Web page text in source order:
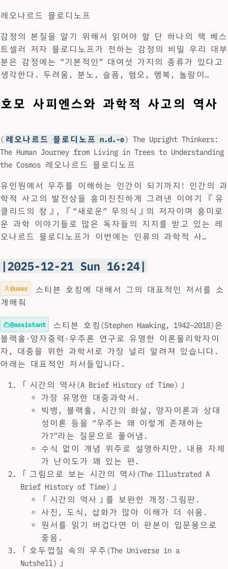
레오나르드 믈로디노프
감정의 본질을 알기 위해서 읽어야 할 단 하나의 책 베스
트셀러 저자 믈로디노프가 전하는 감정의 비밀 우리 대부
분은 감정에는 “기본적인” 대여섯 가지의 종류가 있다고
생각한다. 두려움, 분노, 슬픔, 혐오, 행복, 놀람이…
호모 사피엔스와 과학적 사고의 역사
( 레오나르드 믈로디노프 n.d.-e) The Upright Thinkers:
The Human Journey from Living in Trees to Understanding
the Cosmos 레오나르드 믈로디노프
유인원에서 우주를 이해하는 인간이 되기까지! 인간의 과
학적 사고의 발전상을 흥미진진하게 그려낸 이야기 『유
클리드의 창』, 『“새로운” 무의식』의 저자이며 흥미로
운 과학 이야기들로 많은 독자들의 지지를 받고 있는 레
오나르드 믈로디노프가 이번에는 인류의 과학적 사…
|2025-12-21 Sun 16:24|
@user
스티븐 호킹에 대해서 그의 대표적인 저서를 소
개해줘
@assistant
스티븐 호킹(Stephen Hawking, 1942–2018)은
블랙홀·양자중력·우주론 연구로 유명한 이론물리학자이
자, 대중을 위한 과학서로 가장 널리 알려져 있습니다.
아래는 대표적인 저서들입니다.
「시간의 역사(A Brief History of Time)」
가장 유명한 대중과학서.
빅뱅, 블랙홀, 시간의 화살, 양자이론과 상대
성이론 등을 “우주는 왜 이렇게 존재하는
가?”라는 질문으로 풀어냄.
수식 없이 개념 위주로 설명하지만, 내용 자체
가 난이도가 꽤 있는 편.
「그림으로 보는 시간의 역사(The Illustrated A
Brief History of Time)」
「시간의 역사」를 보완한 개정·그림판.
사진, 도식, 삽화가 많아 이해가 더 쉬움.
원서를 읽기 버겁다면 이 판본이 입문용으로
좋음.
「호두껍질 속의 우주(The Universe in a
Nutshell)」